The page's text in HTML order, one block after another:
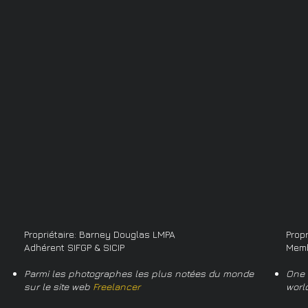
Propriétaire: Barney Douglas LMPA
Adhérent SIFGP & SICIP
Parmi les photographes les plus notées du monde
sur le site web Freelancer